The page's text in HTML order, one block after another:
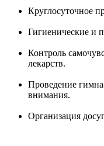
Круглосуточное
Гигиенические и
Контроль
лекарств.
Проведение
внимания.
Организация